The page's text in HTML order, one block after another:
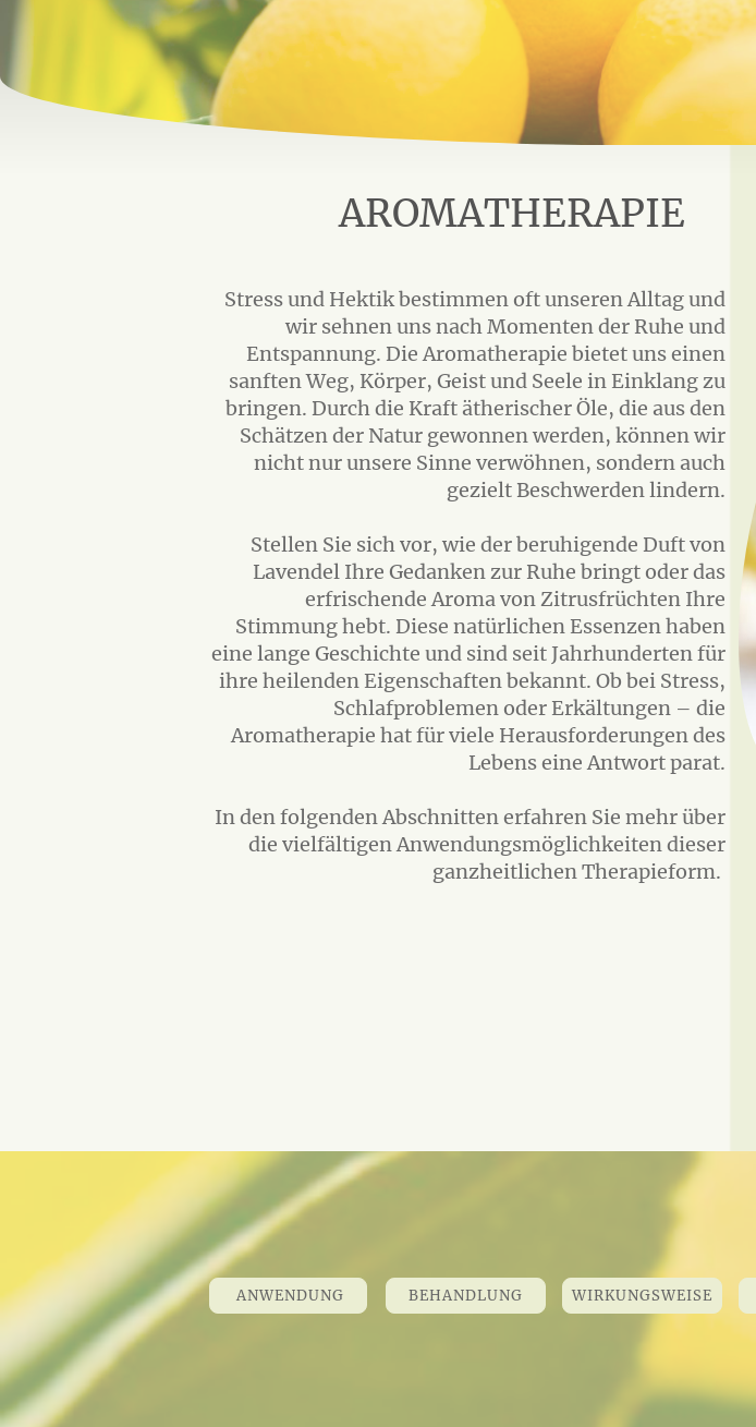
AROMATHERAPIE
Stress und Hektik bestimmen oft unseren Alltag und
wir sehnen uns nach Momenten der Ruhe und
Entspannung. Die Aromatherapie bietet uns einen
sanften Weg, Körper, Geist und Seele in Einklang zu
bringen. Durch die Kraft ätherischer Öle, die aus den
Schätzen der Natur gewonnen werden, können wir
nicht nur unsere Sinne verwöhnen, sondern auch
gezielt Beschwerden lindern.
Stellen Sie sich vor, wie der beruhigende Duft von
Lavendel Ihre Gedanken zur Ruhe bringt oder das
erfrischende Aroma von Zitrusfrüchten Ihre
Stimmung hebt. Diese natürlichen Essenzen haben
eine lange Geschichte und sind seit Jahrhunderten für
ihre heilenden Eigenschaften bekannt. Ob bei Stress,
Schlafproblemen oder Erkältungen – die
Aromatherapie hat für viele Herausforderungen des
Lebens eine Antwort parat.
In den folgenden Abschnitten erfahren Sie mehr über
die vielfältigen Anwendungsmöglichkeiten dieser
ganzheitlichen Therapieform.
ANWENDUNG BEHANDLUNG WIRKUNGSWEISE